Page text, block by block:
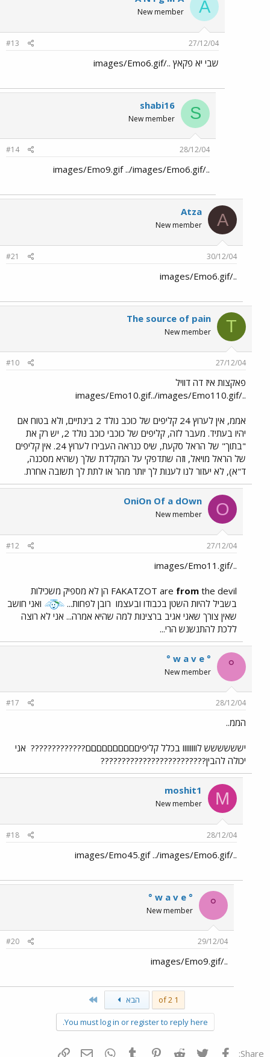
A
New member
27/12/04
#13
שבי יא פקאץ ../images/Emo6.gif
S
shabi16
New member
28/12/04
#14
../images/Emo9.gif ../images/Emo6.gif
A
Atza
New member
30/12/04
#21
../images/Emo6.gif
T
The source of pain
New member
27/12/04
#10
פאקצות איז דה דוויל
../images/Emo10.gif../images/Emo110.gif
אממ, אין לערוץ 24 קליפים של כוכב נולד 2 בינתיים, ולא בטוח אם
יהיו בעתיד. מעבר לזה, קליפים של כוכבי כוכב נולד 2, יש רק את
"בתוך" של הראל סקעת, שיס כנראה העבירו לערוץ 24. אין קליפים
של הראל מויאל, וזה שתדפקי על המקלדת שלך (שהיא מסכנה,
ד"א), לא יעזור לנו לענות לך יותר מהר או לתת לך תשובה אחרת.
O
OniOn Of a dOwn
New member
27/12/04
#12
../images/Emo11.gif
FAKATZOT are from
the devil הן לא מספיק משכילות
בשביל להיות השטן בכבודו ובעצמו רובן לפחות...
ואני חושב
שאין צורך שאני אגיב ברצינות למה שהיא אמרה... אני לא רוצה
ללכת להתנשנש הרי...
°
° w a v e °
New member
28/12/04
#17
הממ..
ישששששש לוווווווו בכלל קליפיםםםםםםםםםם????????????? אני
יכולה להבין?????????????????????????
M
moshit1
New member
28/12/04
#18
../images/Emo45.gif ../images/Emo6.gif
°
° w a v e °
New member
29/12/04
#20
../images/Emo9.gif
1 of 2 הבא
You must log in or register to reply here.
Share: פייסבוק Twitter
Reddit
Pinterest
Tumblr
WhatsAppדואר אלקטרוני